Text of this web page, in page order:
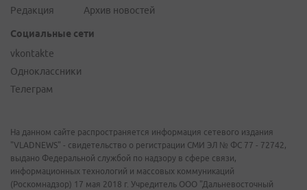
Редакция
Архив новостей
Социальные сети
vkontakte
Одноклассники
Телеграм
На данном сайте распространяется информация сетевого издания
"VLADNEWS" - свидетельство о регистрации СМИ ЭЛ № ФС 77 - 72742,
выдано Федеральной службой по надзору в сфере связи,
информационных технологий и массовых коммуникаций
(Роскомнадзор) 17 мая 2018 г. Учредитель ООО "Дальневосточный